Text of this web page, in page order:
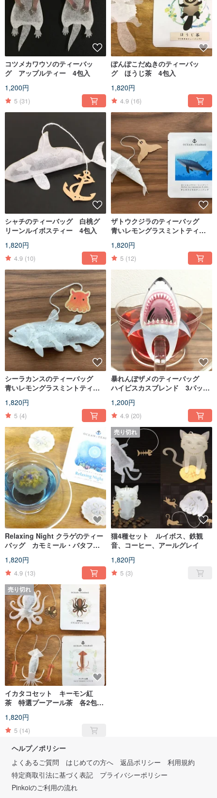
コツメカワウソのティーバッ
グ アップルティー 4包入
1,200円
5 (31)
ぽんぽこだぬきのティーバッ
グ ほうじ茶 4包入
1,820円
4.9 (16)
シャチのティーバッグ 白桃グ
リーンルイボスティー 4包入
1,820円
4.9 (10)
ザトウクジラのティーバッグ
青いレモングラスミントティ
1,820円
5 (12)
シーラカンスのティーバッグ
青いレモングラスミントティ
1,820円
5 (4)
暴れんぼザメのティーバッグ
ハイビスカスブレンド 3パック
1,200円
4.9 (20)
Relaxing Night クラゲのティー
バッグ カモミール・バタフラ
1,820円
4.9 (13)
売り切れ
猫4種セット ルイボス、鉄観
音、コーヒー、アールグレイ
1,820円
5 (3)
売り切れ
イカタコセット キーモン紅
茶 特選プーアール茶 各2包
1,820円
5 (14)
ヘルプ／ポリシー
よくあるご質問
はじめての方へ 返品ポリシー
利用規約
特定商取引法に基づく表記
プライバシーポリシー
Pinkoiのご利用の流れ